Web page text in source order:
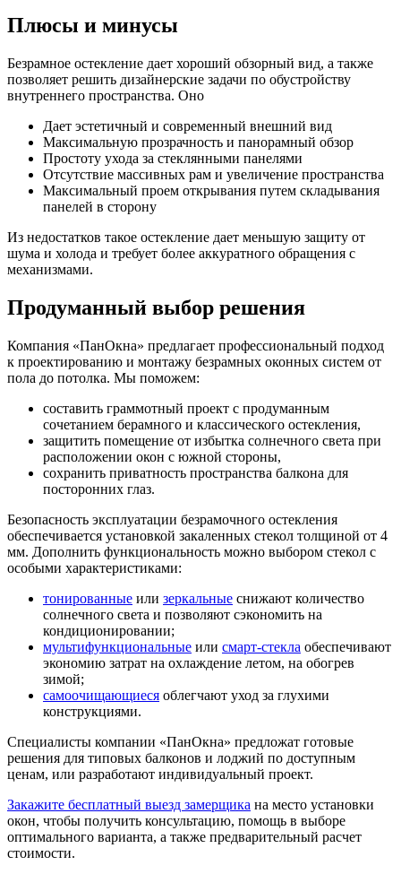
Плюсы и минусы
Безрамное остекление дает хороший обзорный вид, а также
позволяет решить дизайнерские задачи по обустройству
внутреннего пространства. Оно
Дает эстетичный и современный внешний вид
Максимальную прозрачность и панорамный обзор
Простоту ухода за стеклянными панелями
Отсутствие массивных рам и увеличение пространства
Максимальный проем открывания путем складывания
панелей в сторону
Из недостатков такое остекление дает меньшую защиту от
шума и холода и требует более аккуратного обращения с
механизмами.
Продуманный выбор решения
Компания «ПанОкна» предлагает профессиональный подход
к проектированию и монтажу безрамных оконных систем от
пола до потолка. Мы поможем:
составить граммотный проект с продуманным
сочетанием берамного и классического остекления,
защитить помещение от избытка солнечного света при
расположении окон с южной стороны,
сохранить приватность пространства балкона для
посторонних глаз.
Безопасность эксплуатации безрамочного остекления
обеспечивается установкой закаленных стекол толщиной от 4
мм. Дополнить функциональность можно выбором стекол с
особыми характеристиками:
тонированные или зеркальные снижают количество
солнечного света и позволяют сэкономить на
кондиционировании;
мультифункциональные или смарт-стекла обеспечивают
экономию затрат на охлаждение летом, на обогрев
зимой;
самоочищающиеся облегчают уход за глухими
конструкциями.
Специалисты компании «ПанОкна» предложат готовые
решения для типовых балконов и лоджий по доступным
ценам, или разработают индивидуальный проект.
Закажите бесплатный выезд замерщика на место установки
окон, чтобы получить консультацию, помощь в выборе
оптимального варианта, а также предварительный расчет
стоимости.